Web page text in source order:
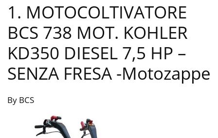
1. MOTOCOLTIVATORE
BCS 738 MOT. KOHLER
KD350 DIESEL 7,5 HP –
SENZA FRESA -Motozappe
By BCS